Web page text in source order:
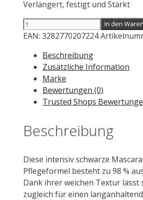
Verlängert, festigt und Stärkt
Avène
Couvrance
Definition
Mascara
Black
In den
EAN: 3282770207224
Beschreibung
Zusätzliche Information
Marke
Bewertungen (0)
Trusted Shops
Beschreibung
Diese intensiv schwarze
Pflegeformel besteht zu 98 %
Dank ihrer weichen Textur
zugleich für einen